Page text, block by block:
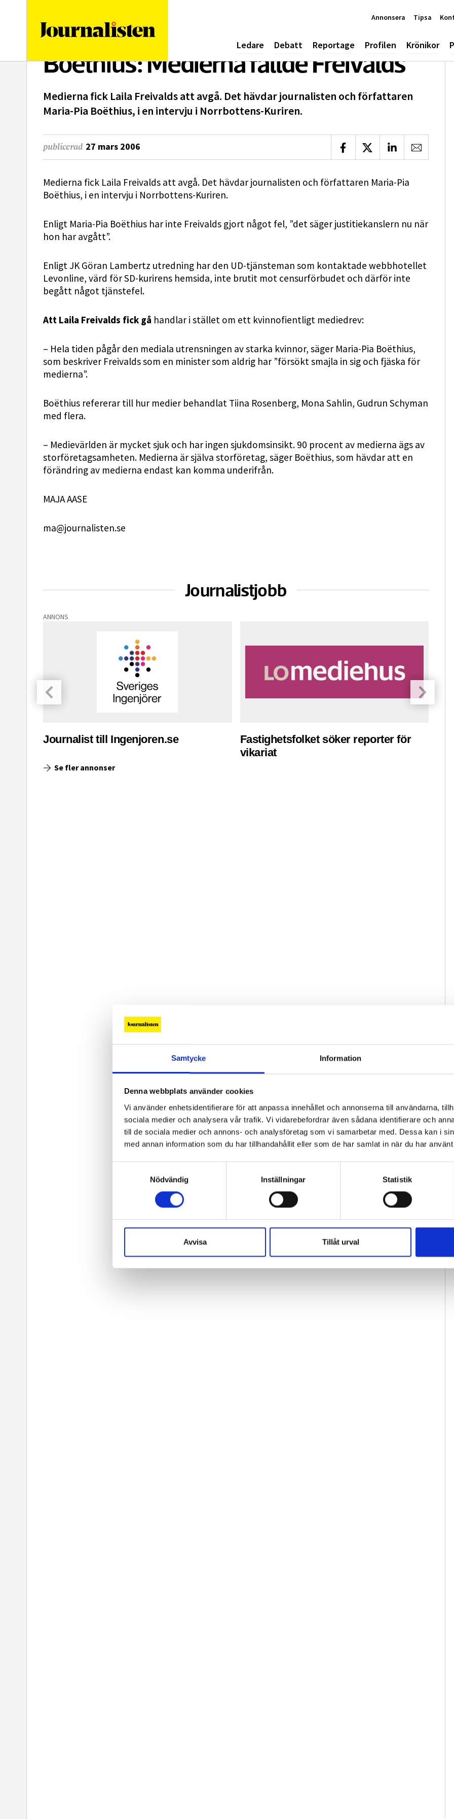
Samtycke Information
Denna webbplats använder cookies
Vi använder enhetsidentifierare för att anpassa innehållet och annonserna till användarna,
sociala medier och analysera vår trafik. Vi vidarebefordrar även sådana identifierare och
till de sociala medier och annons- och analysföretag som vi samarbetar med. Dessa kan i
med annan information som du har tillhandahållit eller som de har samlat in när du har
Nödvändig
Inställningar Statistik
Avvisa Tillåt urval
Ledare Debatt Reportage Profilen Krönikor
Annonsera Tipsa
Boëthius: Medierna fällde Freivalds
Medierna fick Laila Freivalds att avgå. Det hävdar journalisten och författaren
Maria-Pia Boëthius, i en intervju i Norrbottens-Kuriren.
publicerad 27 mars 2006 Dela på Facebook
Dela på XDela på LinkedIn
Dela via
Medierna fick Laila Freivalds att avgå. Det hävdar journalisten och författaren Maria-Pia
Boëthius, i en intervju i Norrbottens-Kuriren.
Enligt Maria-Pia Boëthius har inte Freivalds gjort något fel, ”det säger justitiekanslern nu när
hon har avgått”.
Enligt JK Göran Lambertz utredning har den UD-tjänsteman som kontaktade webbhotellet
Levonline, värd för SD-kurirens hemsida, inte brutit mot censurförbudet och därför inte
begått något tjänstefel.
Att Laila Freivalds fick gå handlar i stället om ett kvinnofientligt mediedrev:
– Hela tiden pågår den mediala utrensningen av starka kvinnor, säger Maria-Pia Boëthius,
som beskriver Freivalds som en minister som aldrig har ”försökt smajla in sig och fjäska för
medierna”.
Boëthius refererar till hur medier behandlat Tiina Rosenberg, Mona Sahlin, Gudrun Schyman
med flera.
– Medievärlden är mycket sjuk och har ingen sjukdomsinsikt. 90 procent av medierna ägs av
storföretagsamheten. Medierna är själva storföretag, säger Boëthius, som hävdar att en
förändring av medierna endast kan komma underifrån.
MAJA AASE
ma@journalisten.se
Journalistjobb
ANNONS
Journalist till Ingenjoren.se
Fastighetsfolket söker reporter för
vikariat
Se fler annonser